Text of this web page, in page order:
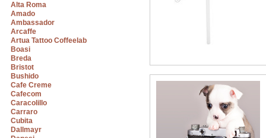
Alta Roma
Amado
Ambassador
Arcaffe
Artua Tattoo Coffeelab
Boasi
Breda
Bristot
Bushido
Cafe Creme
Cafecom
Caracolillo
Carraro
Cubita
Dallmayr